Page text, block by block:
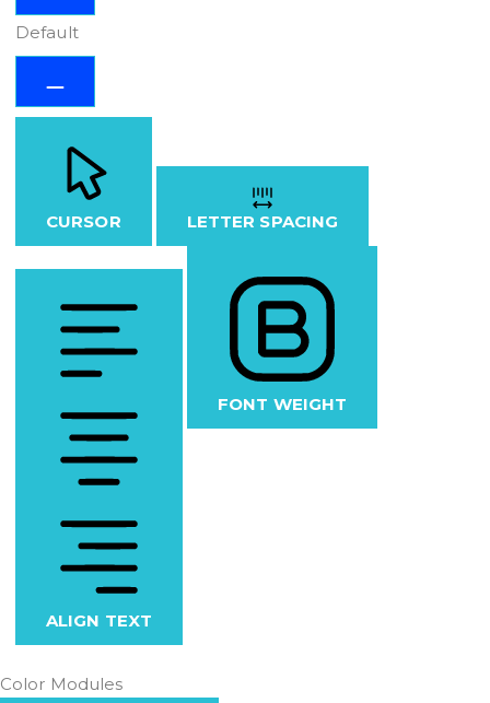
Default
CURSOR LETTER SPACING
ALIGN TEXT
FONT WEIGHT
Color Modules